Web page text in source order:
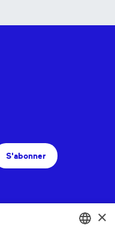
S'abonner
×